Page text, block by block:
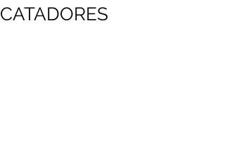
CATADORES